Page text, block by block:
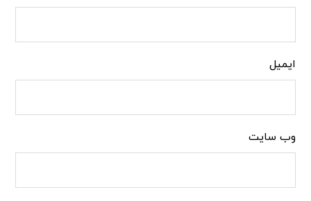
ایمیل
وب‌ سایت